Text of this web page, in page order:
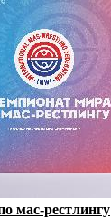
мас-рестлингу